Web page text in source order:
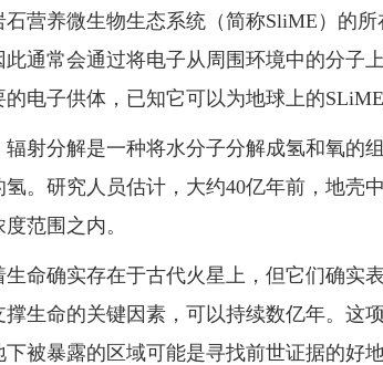
营养微生物生态系统（简称SliME）的
通常会通过将电子从周围环境中的分子
电子供体，已知它可以为地球上的SLiME
射分解是一种将水分子分解成氢和氧的
氢。研究人员估计，大约40亿年前，地壳
范围之内。
命确实存在于古代火星上，但它们确实
生命的关键因素，可以持续数亿年。这
被暴露的区域可能是寻找前世证据的好地